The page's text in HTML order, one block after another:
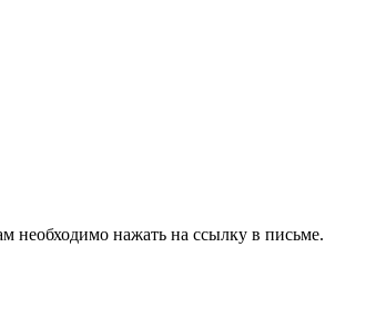
необходимо нажать на ссылку в письме.